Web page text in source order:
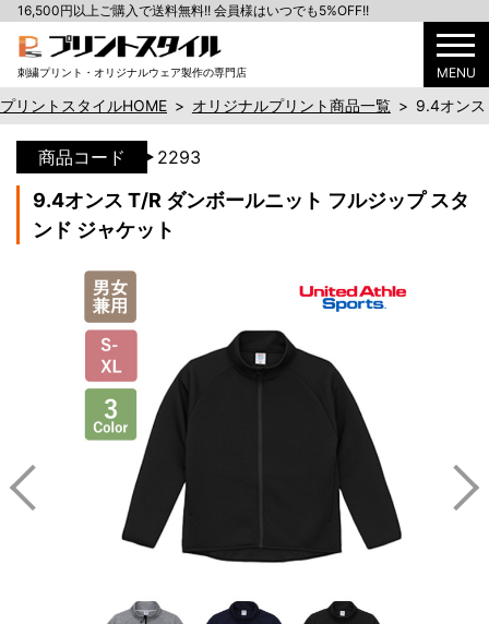
刺繍プリント・オリジナルウェア製作の専門店 MENU
16,500円以上ご購入で送料無料!! 会員様はいつでも5%OFF!!
プリントスタイルHOME > オリジナルプリント商品一覧 > 9.4オンス
商品コード 2293
9.4オンス T/R ダンボールニット フルジップ スタ
ンド ジャケット